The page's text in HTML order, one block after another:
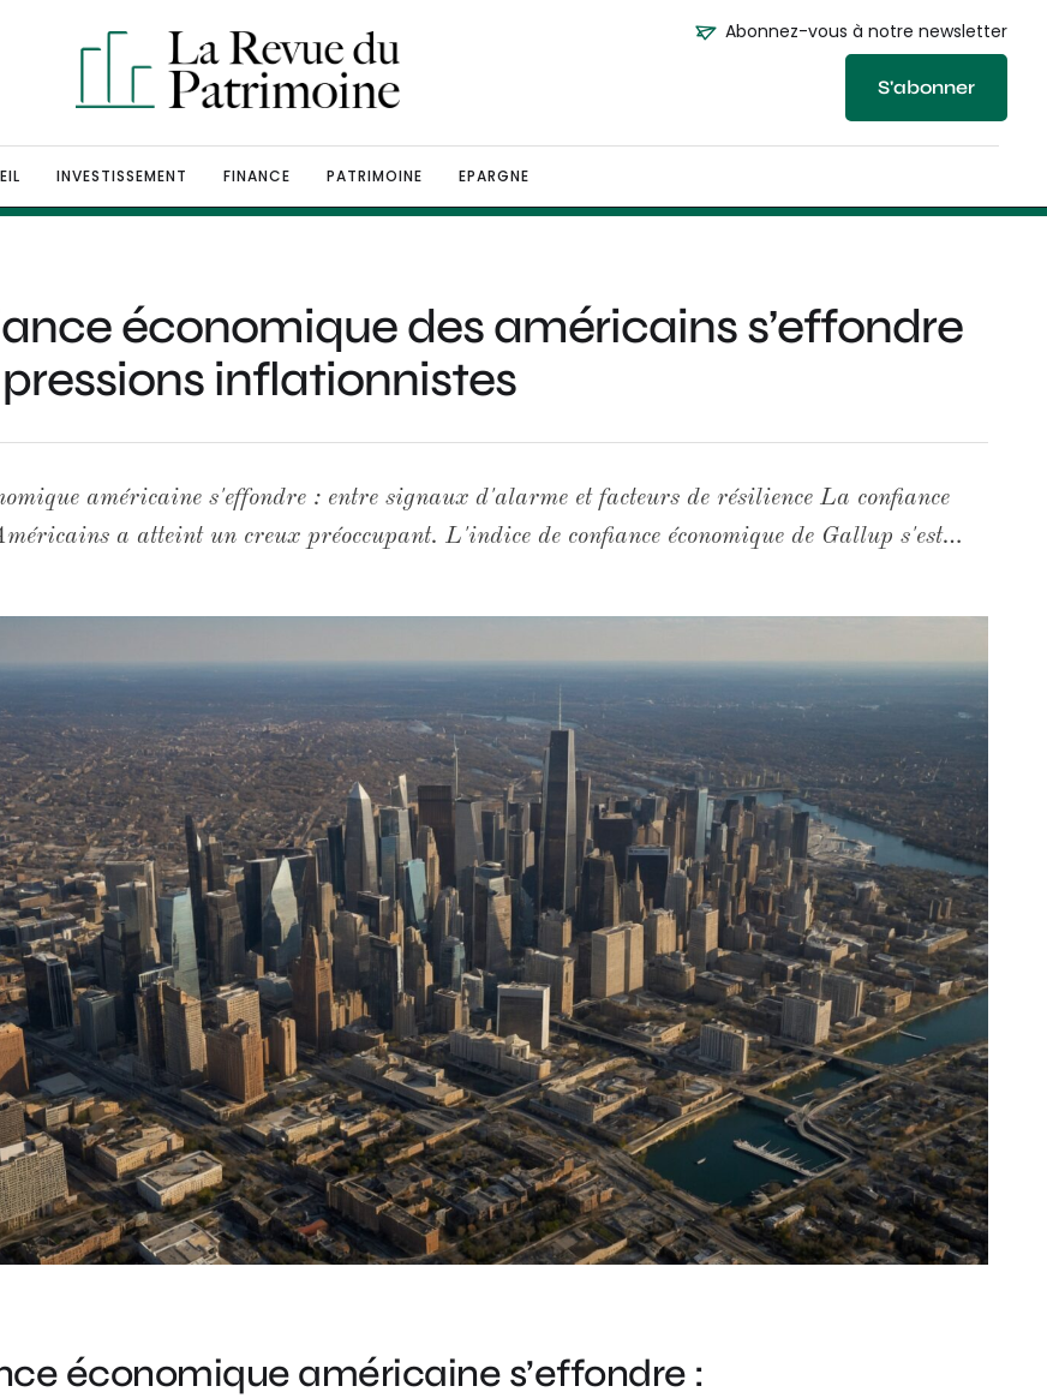
Abonnez-vous à notre newsletter
S'abonner
INVESTISSEMENT FINANCE PATRIMOINE EPARGNE
économique des américains s’effondre
inflationnistes
américaine s'effondre : entre signaux d'alarme et facteurs de résilience La confiance
a atteint un creux préoccupant. L'indice de confiance économique de Gallup s'est
mauvais. Ce chiffre n'est pas qu'un baromètre d'humeur : il traduit une anxiété structurelle
L'inflation constitue le principal vecteur de cette défiance. En avril 2026, l'indice des prix
a progressé de 0,6 % sur un mois, portant la hausse annuelle à 3,8 % — son niveau le plus
Derrière ce chiffre, l'énergie joue un rôle moteur : les coûts énergétiques ont bondi de
avec des prix à la pompe dépassant 4,50 dollars le gallon. L'IPC sous-jacent, qui exclut
affiche quant à lui une progression annuelle de 2,8 %, confirmant que les tensions
limitent pas aux seules matières premières volatiles. L'indice avancé du Conference Board
supplémentaire : sa légère progression de 0,1 % en avril 2026, à 97,4, masque une
% sur six mois. Ce signal de ralentissement cumulatif, conjugué à des prévisions de
limitées à 1,7 % pour 2026, dessine un environnement de faible dynamisme économique. Le
des inégalités …
économique américaine s’effondre :